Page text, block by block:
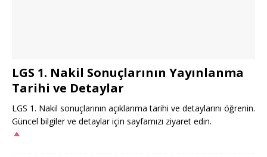
LGS 1. Nakil Sonuçlarının Yayınlanma
Tarihi ve Detaylar
LGS 1. Nakil sonuçlarının açıklanma tarihi ve detaylarını öğrenin.
Güncel bilgiler ve detaylar için sayfamızı ziyaret edin.